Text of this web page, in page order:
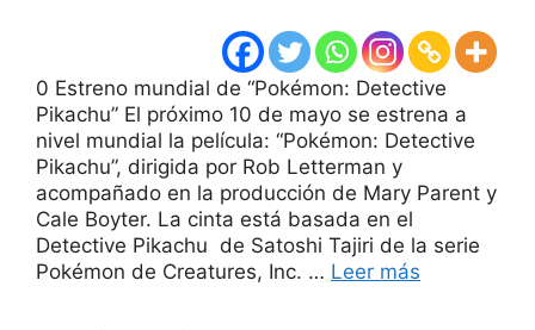
0 Estreno mundial de “Pokémon: Detective
Pikachu” El próximo 10 de mayo se estrena a
nivel mundial la película: “Pokémon: Detective
Pikachu”, dirigida por Rob Letterman y
acompañado en la producción de Mary Parent y
Cale Boyter. La cinta está basada en el
Detective Pikachu de Satoshi Tajiri de la serie
Pokémon de Creatures, Inc. … Leer más